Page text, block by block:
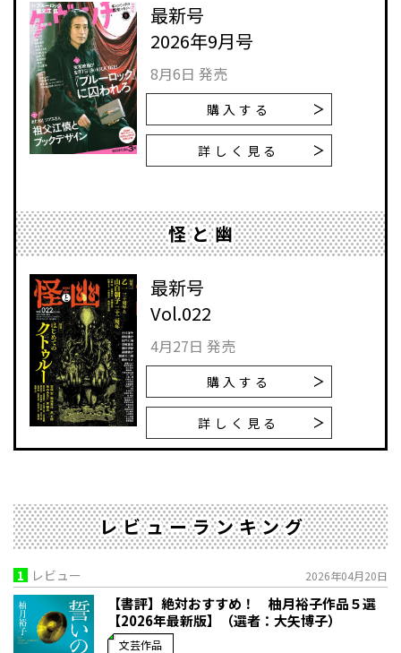
最新号
2026年9月号
8月6日 発売
購入する
詳しく見る
怪と幽
最新号
Vol.022
4月27日 発売
購入する
詳しく見る
レビューランキング
1 レビュー 2026年04月20日
【書評】絶対おすすめ！ 柚月裕子作品５選
【2026年最新版】（選者：大矢博子）
文芸作品